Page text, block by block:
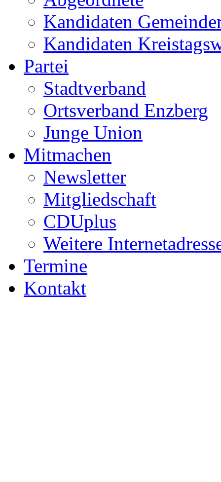
Kandidaten
Kandidaten
Partei
Stadtverband
Ortsverband Enzberg
Junge Union
Mitmachen
Newsletter
Mitgliedschaft
CDUplus
Weitere
Termine
Kontakt